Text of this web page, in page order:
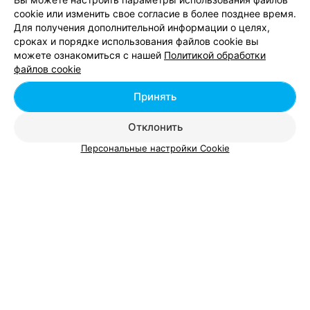
Добавить компанию
Добавить специалиста
cookie или изменить свое согласие в более позднее время.
Для получения дополнительной информации о целях,
сроках и порядке использования файлов cookie вы
можете ознакомиться с нашей Политикой обработки
файлов cookie
Отклонить
Принять
Персональные настройки Cookie